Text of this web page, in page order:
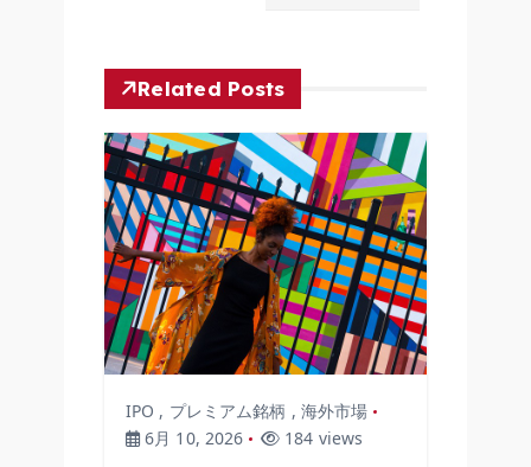
Related Posts
IPO , プレミアム銘柄 ,海外市場
6月 10, 2026
184 views